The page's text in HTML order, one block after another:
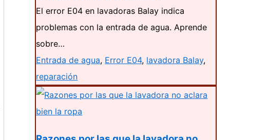
El error E04 en lavadoras Balay indica
problemas con la entrada de agua. Aprende
sobre…
Entrada de agua, Error E04, lavadora Balay,
reparación